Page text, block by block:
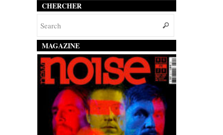
CHERCHER
MAGAZINE